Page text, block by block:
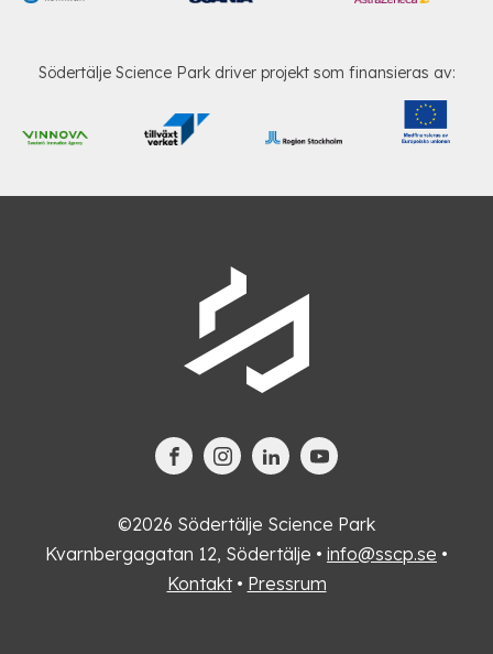
Södertälje Science Park driver projekt som finansieras av:
©2026 Södertälje Science Park
Kvarnbergagatan 12, Södertälje • info@sscp.se •
Kontakt• Pressrum